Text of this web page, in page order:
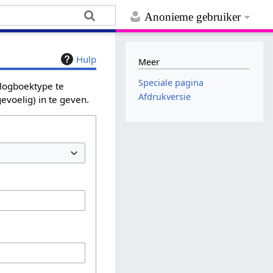
Anonieme gebruiker
Hulp
te
in te geven.
Meer
Speciale pagina
Afdrukversie